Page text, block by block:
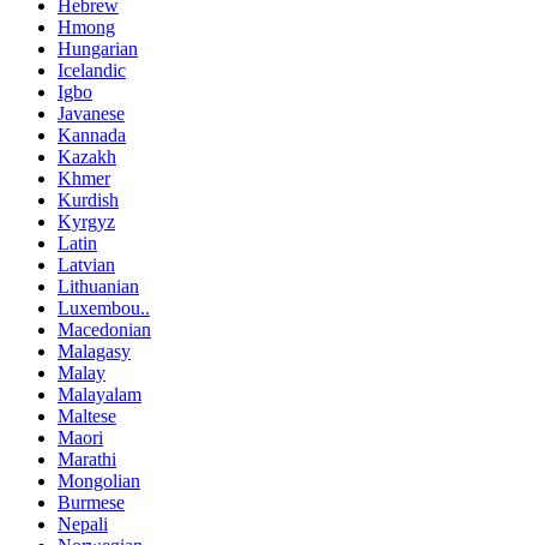
Hebrew
Hmong
Hungarian
Icelandic
Igbo
Javanese
Kannada
Kazakh
Khmer
Kurdish
Kyrgyz
Latin
Latvian
Lithuanian
Luxembou..
Macedonian
Malagasy
Malay
Malayalam
Maltese
Maori
Marathi
Mongolian
Burmese
Nepali